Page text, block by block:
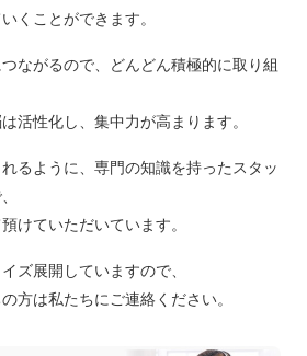
くことができます。
ながるので、どんどん積極的に取り組
活性化し、集中力が高まります。
るように、専門の知識を持ったスタッ
けていただいています。
ズ展開していますので、
方は私たちにご連絡ください。